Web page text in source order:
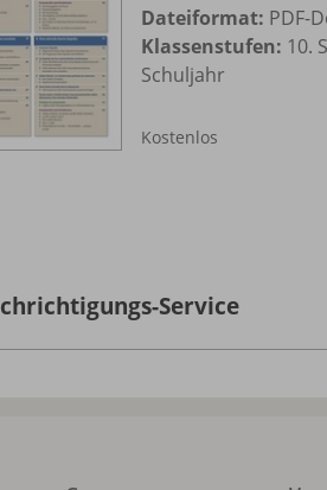
Dateiformat: PDF-
Klassenstufen: 10.
Schuljahr
Kostenlos
Service